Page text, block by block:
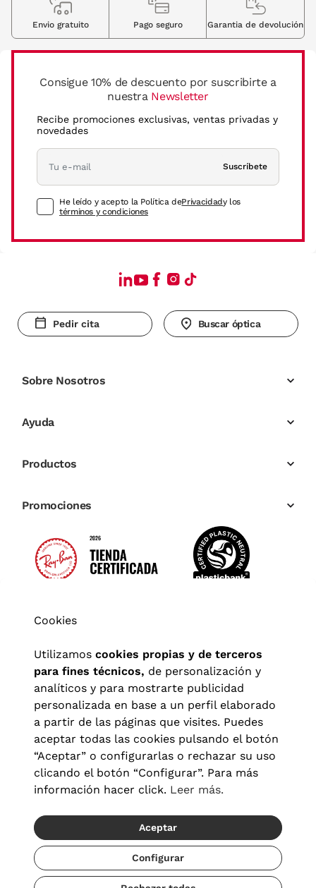
Consigue 10% de descuento por suscribirte a
nuestra Newsletter
Recibe promociones exclusivas, ventas privadas y
novedades
Suscríbete
He leído y acepto la Política dePrivacidady los
términos y condiciones
Envio gratuito Pago seguro Garantia de devolución
Pedir cita Buscar óptica
Sobre Nosotros
Ayuda
Productos
Promociones
Aviso legal| Política de privacidad Términos y condiciones
Política de cookies|Configuración de cookies
© 2026 Visionlab España
Cookies
Utilizamos cookies propias y de terceros
para fines técnicos, de personalización y
analíticos y para mostrarte publicidad
personalizada en base a un perfil elaborado
a partir de las páginas que visites. Puedes
aceptar todas las cookies pulsando el botón
“Aceptar” o configurarlas o rechazar su uso
clicando el botón “Configurar”. Para más
información hacer click. Leer más.
Aceptar
Configurar